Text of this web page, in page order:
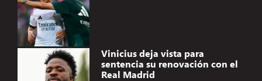
Vinicius deja vista para
sentencia su renovación con el
Real Madrid